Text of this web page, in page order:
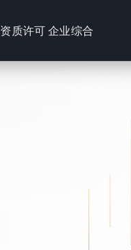
资质许可企业综合